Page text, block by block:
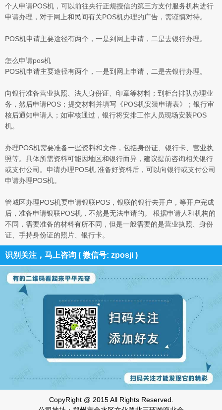
个人申请POS机，可以前往央行正规授信的第三方支付服务机构进行
申请办理，对于网上和民间有关POS机办理的广告，需谨慎对待。
POS机申请主要途径有两个，一是到网上申请，二是去银行办理。
怎么申请pos机
POS机申请主要途径有两个，一是到网上申请，二是去银行办理。
向银行准备营业执照、法人身份证、印章等材料；到柜台排队办理业
务，然后申请POS；提交材料并填写《POS机安装申请表》；银行审
核后通知申请人；如审核通过，银行将安排工作人员现场安装POS
机。
办理POS机需要准备一些资料和文件，包括身份证、银行卡、营业执
照等。具体所需资料可能因地区和银行而异，建议提前咨询相关银行
或支付公司。申请办理POS机 准备好资料后，可以向银行或支付公司
申请办理POS机。
管城区办理POS机要申请银联POS，银联的银行去开户，等开户完成
后，准备申请银联POS机，不然是无法申请的。 根据申请人和机构的
不同，需要准备的材料有所不同，但是一般需要的是营业执照、身份
证、手持身份证的照片、银行卡。
识别关注，马上咨询 ( 微信号: zposji )
CopyRight @ 2015 All Rights Reserved.